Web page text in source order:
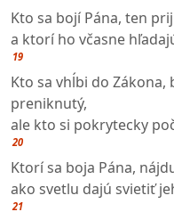
Kto sa bojí Pána, ten
a ktorí ho včasne
19
Kto sa vhĺbi do
preniknutý,
ale kto si pokrytecky
20
Ktorí sa boja Pána,
ako svetlu dajú svietiť
21